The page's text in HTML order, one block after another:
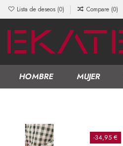
Lista de deseos (0) Compare (0)
HOMBRE MUJER
-34,95 €